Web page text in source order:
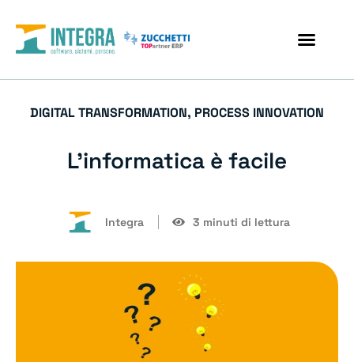
DIGITAL TRANSFORMATION, PROCESS INNOVATION
L’informatica è facile
Integra 3 minuti di lettura